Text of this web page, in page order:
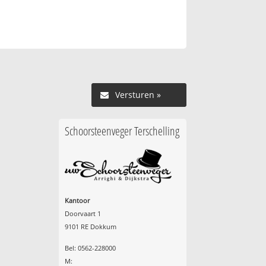
Versturen »
Schoorsteenveger Terschelling
Kantoor
Doorvaart 1
9101 RE Dokkum
Bel: 0562-228000
M: